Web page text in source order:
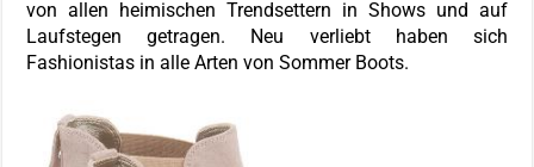
von allen heimischen Trendsettern in Shows und auf
Laufstegen getragen. Neu verliebt haben sich
Fashionistas in alle Arten von Sommer Boots.